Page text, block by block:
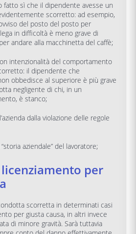
fatto sì che il dipendente avesse un
scorretto: ad esempio,
del posto del posto per
in difficoltà è meno grave di
andare alla macchinetta del caffè;
intenzionalità del comportamento
il dipendente che
obbedisce al superiore è più grave
negligente di chi, in un
è stanco;
dalla violazione delle regole
aziendale” del lavoratore;
licenziamento per
scorretta in determinati casi
per giusta causa, in altri invece
di minore gravità. Sarà tuttavia